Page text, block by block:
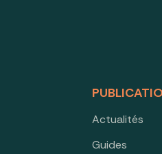
Actualités
Guides